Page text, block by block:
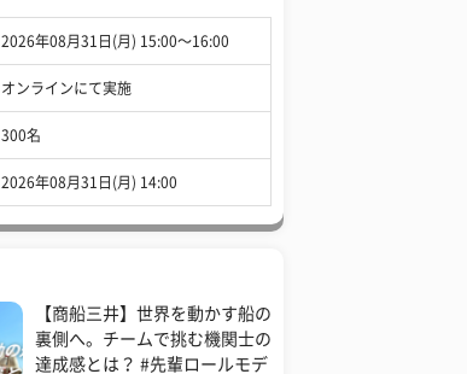
2026年08月31日(月) 15:00〜16:00
オンラインにて実施
300名
2026年08月31日(月) 14:00
【商船三井】世界を動かす船の
裏側へ。チームで挑む機関士の
達成感とは？ #先輩ロールモデ